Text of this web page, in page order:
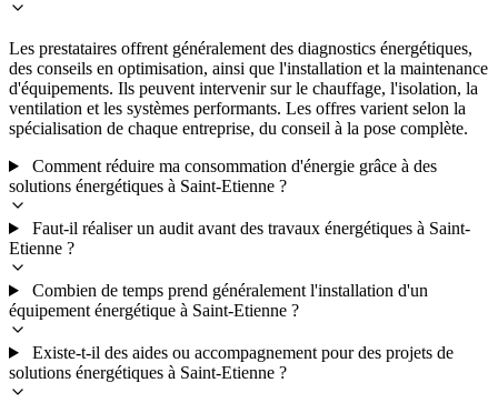
Les prestataires offrent généralement des diagnostics énergétiques,
des conseils en optimisation, ainsi que l'installation et la maintenance
d'équipements. Ils peuvent intervenir sur le chauffage, l'isolation, la
ventilation et les systèmes performants. Les offres varient selon la
spécialisation de chaque entreprise, du conseil à la pose complète.
Comment réduire ma consommation d'énergie grâce à des
solutions énergétiques à Saint-Etienne ?
Faut-il réaliser un audit avant des travaux énergétiques à Saint-
Etienne ?
Combien de temps prend généralement l'installation d'un
équipement énergétique à Saint-Etienne ?
Existe-t-il des aides ou accompagnement pour des projets de
solutions énergétiques à Saint-Etienne ?